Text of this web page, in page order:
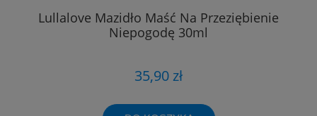
Lullalove Mazidło Maść Na Przeziębienie
Niepogodę 30ml
35,90 zł